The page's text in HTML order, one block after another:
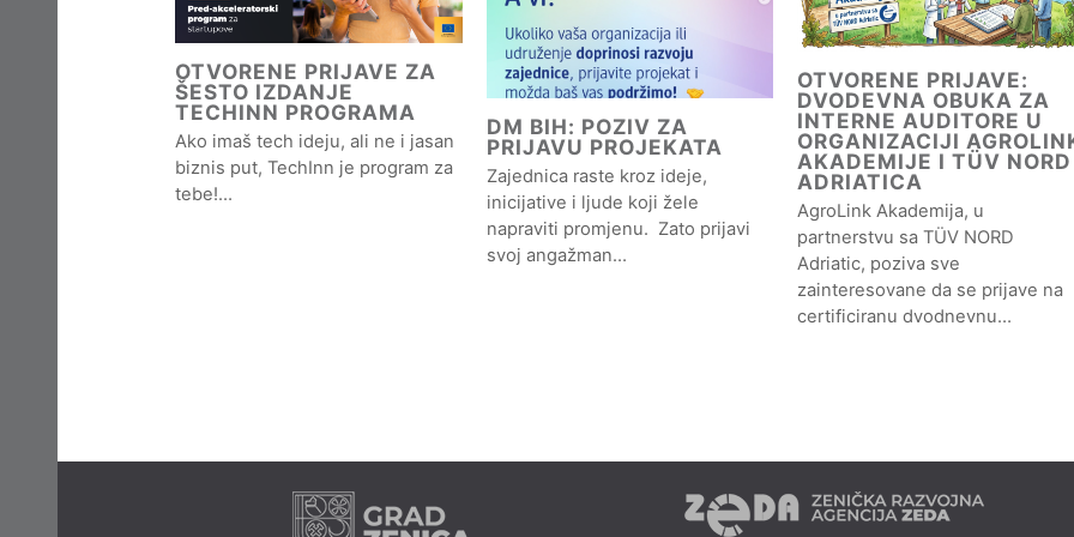
OTVORENE PRIJAVE ZA
ŠESTO IZDANJE
TECHINN PROGRAMA
Ako imaš tech ideju, ali ne i jasan
biznis put, TechInn je program za
tebe!…
DM BIH: POZIV ZA
PRIJAVU PROJEKATA
Zajednica raste kroz ideje,
inicijative i ljude koji žele
napraviti promjenu. Zato prijavi
svoj angažman…
OTVORENE PRIJAVE:
DVODEVNA OBUKA ZA
INTERNE AUDITORE U
ORGANIZACIJI
AKADEMIJE I TÜV NORD
ADRIATICA
AgroLink Akademija, u
partnerstvu sa TÜV NORD
Adriatic, poziva sve
zainteresovane da se prijave na
certificiranu dvodnevnu…